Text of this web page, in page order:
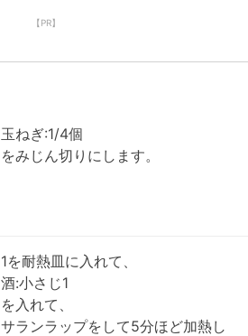
【PR】
玉ねぎ:1/4個
をみじん切りにします。
1を耐熱皿に入れて、
酒:小さじ1
を入れて、
サランラップをして5分ほど加熱し